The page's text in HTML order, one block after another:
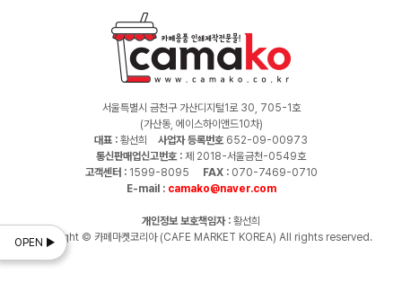
OPEN ▶
서울특별시 금천구 가산디지털1로 30, 705-1호
(가산동, 에이스하이앤드10차)
대표 : 황선희 사업자 등록번호652-09-00973
통신판매업신고번호 : 제 2018-서울금천-0549호
고객센터 : 1599-8095 FAX : 070-7469-0710
E-mail : camako@naver.com
개인정보 보호책임자 : 황선희
Copyright © 카페마켓코리아 (CAFE MARKET KOREA) All rights reserved.